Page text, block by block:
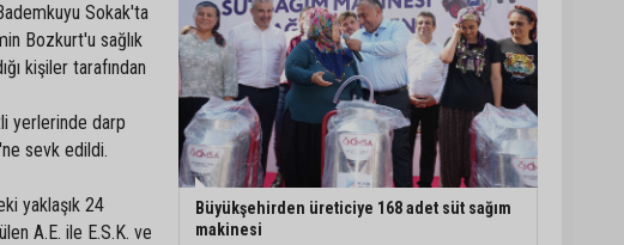
Sokak'ta
Bozkurt'u sağlık
kişiler tarafından
yerlerinde darp
sevk edildi.
yaklaşık 24
A.E. ile E.S.K. ve
Adana’da motosiklet
hırsızından ilginç
savunma: “Eve gitmek
için aldım, geri
verecektim”
Kozan’da kaçak tütün
operasyonu: 1 şüpheli
tutuklandı
Büyükşehirden üreticiye 168 adet süt sağım
makinesi